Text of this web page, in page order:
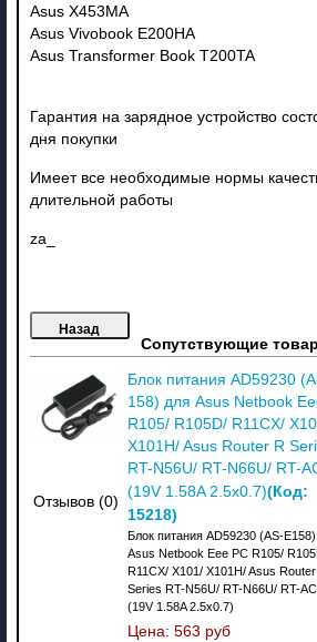
Asus X453MA
Asus Vivobook E200HA
Asus Transformer Book T200TA
Гарантия на зарядное устройство
дня покупки
Имеет все необходимые нормы
длительной работы
za_
Сопутствующие
Отзывов (0)
Блок питания AD59230
158) для Asus Netbook
R105/ R105D/ R11CX/
X101H/ Asus Router R
RT-N56U/ RT-N66U/ RT-
(19V 1.58A 2.5x0.7)(Код:
15218)
Блок питания AD59230 (AS-
Asus Netbook Eee PC R105/
R11CX/ X101/ X101H/ Asus
Series RT-N56U/ RT-N66U/ RT-
(19V 1.58A 2.5x0.7)
Цена: 563 руб